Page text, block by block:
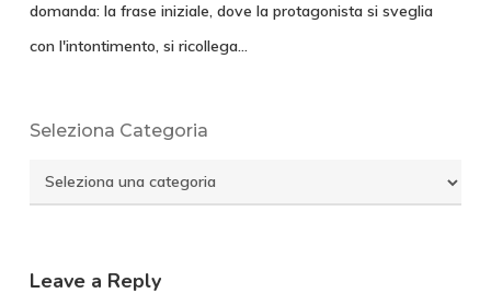
domanda: la frase iniziale, dove la protagonista si sveglia
con l'intontimento, si ricollega…
Seleziona Categoria
Seleziona
Categoria
Leave a Reply